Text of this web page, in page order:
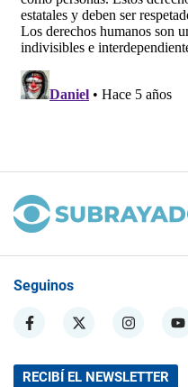
Seguinos
RECIBÍ EL NEWSLETTER